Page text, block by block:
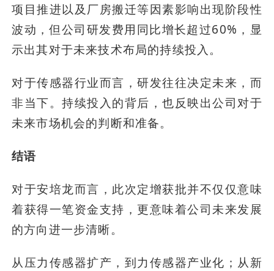
项目推进以及厂房搬迁等因素影响出现阶段性
波动，但公司研发费用同比增长超过60%，显
示出其对于未来技术布局的持续投入。
对于传感器行业而言，研发往往决定未来，而
非当下。持续投入的背后，也反映出公司对于
未来市场机会的判断和准备。
结语
对于安培龙而言，此次定增获批并不仅仅意味
着获得一笔资金支持，更意味着公司未来发展
的方向进一步清晰。
从压力传感器扩产，到力传感器产业化；从新